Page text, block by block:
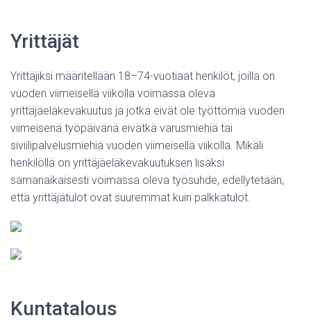
Yrittäjät
Yrittäjiksi määritellään 18–74-vuotiaat henkilöt, joilla on
vuoden viimeisellä viikolla voimassa oleva
yrittäjäeläkevakuutus ja jotka eivät ole työttömiä vuoden
viimeisenä työpäivänä eivätkä varusmiehiä tai
siviilipalvelusmiehiä vuoden viimeisellä viikolla. Mikäli
henkilöllä on yrittäjäeläkevakuutuksen lisäksi
samanaikaisesti voimassa oleva työsuhde, edellytetään,
että yrittäjätulot ovat suuremmat kuin palkkatulot.
Kuntatalous